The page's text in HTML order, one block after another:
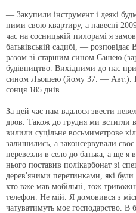
— Закупили інструмент і деякі
ними свою квартиру, а навесні
час на сосницькій пилорамі я
батьківській садибі, —
разом зі старшим сином Сашею
будівництво. Вихідними до нас
сином Льошею (йому 37. — Авт.).
сонця 185 днів.
За цей час нам вдалося звести
дров. Також до грудня ми встигли
вилили суцільне восьмиметрове
залишились, а законсервували
перевезли в село до батька, а ще я
нього поставив полікарбонат зі
дерев'яними перетинками, які були
хто вже мав мобільні, тож
телефон. Не мій. Я домовився з
чатуватимуть моє господарство. В